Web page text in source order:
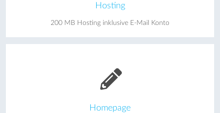
Hosting
200 MB Hosting inklusive E-Mail Konto
Homepage